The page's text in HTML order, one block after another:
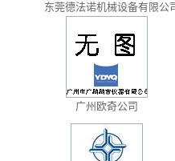
东莞德法诺机械设备有限公
广州欧奇公司